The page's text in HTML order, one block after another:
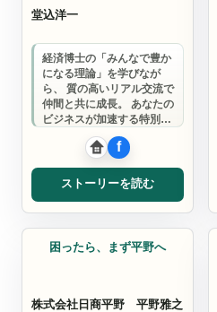
堂込洋一
経済博士の「みんなで豊か
になる理論」を学びなが
ら、 質の高いリアル交流で
仲間と共に成長。 あなたの
ビジネスが加速する特別な
場所です。
ストーリーを読む
速読
困ったら、まず平野へ
株式会社日商平野 平野雅之